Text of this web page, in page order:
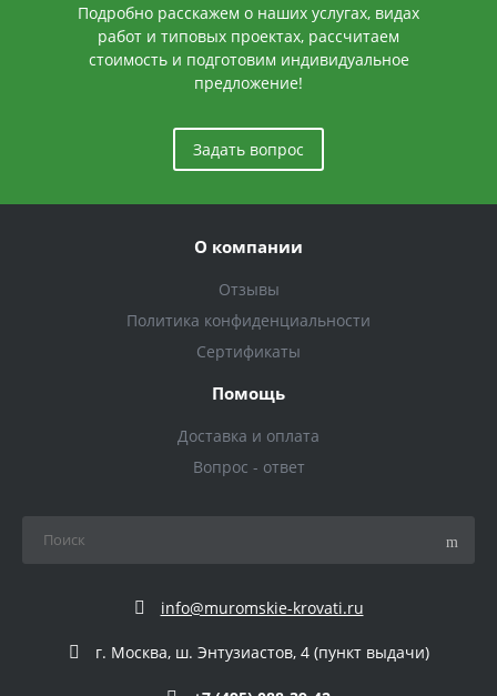
Подробно расскажем о наших услугах, видах
работ и типовых проектах, рассчитаем
стоимость и подготовим индивидуальное
предложение!
Задать вопрос
О компании
Отзывы
Политика конфиденциальности
Сертификаты
Помощь
Доставка и оплата
Вопрос - ответ
info@muromskie-krovati.ru
г. Москва, ш. Энтузиастов, 4 (пункт выдачи)